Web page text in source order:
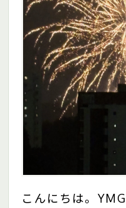
こんにちは。